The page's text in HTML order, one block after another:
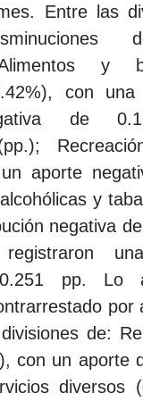
Entre las
y
con una
de
aporte
y
negativa
pp. Lo
por
de:
con un aporte
diversos